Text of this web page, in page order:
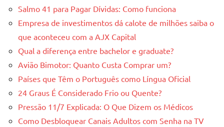
Salmo 41 para Pagar Dívidas: Como funciona
Empresa de investimentos dá calote de milhões saiba o
que aconteceu com a AJX Capital
Qual a diferença entre bachelor e graduate?
Avião Bimotor: Quanto Custa Comprar um?
Países que Têm o Português como Língua Oficial
24 Graus É Considerado Frio ou Quente?
Pressão 11/7 Explicada: O Que Dizem os Médicos
Como Desbloquear Canais Adultos com Senha na TV